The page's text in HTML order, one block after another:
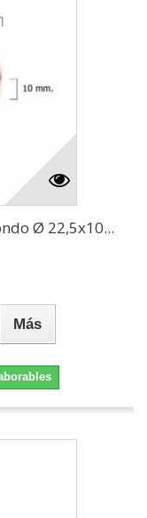
Ø 22,5x10...
Más